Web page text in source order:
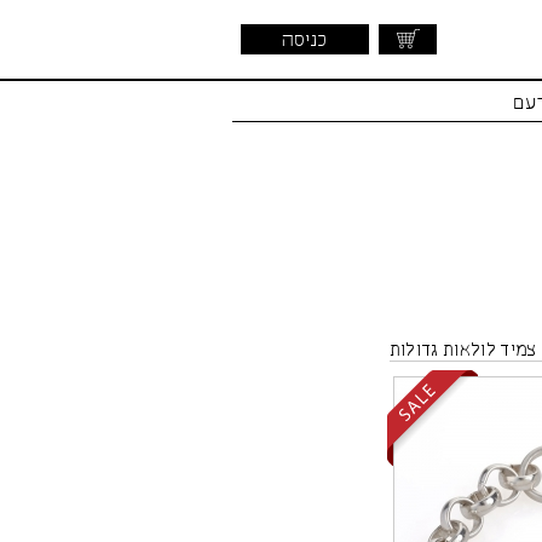
כניסה
צמיד לולאות גדולות